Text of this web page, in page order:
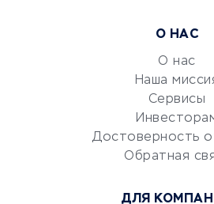
документооборот
Юридические компании
О НАС
О нас
Наша
Сервисы
Достоверность
Обратная
ДЛЯ